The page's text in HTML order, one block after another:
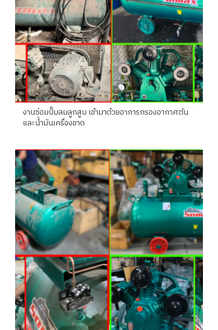
งานซ่อมปํ๊มลมลูกสูบ เข้ามาด้วยอาการกรองอากาศตัน
และน้ำมันเครื่องขาด